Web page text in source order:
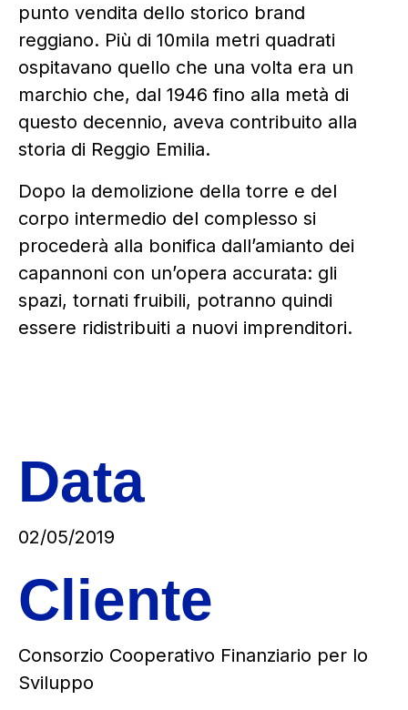
punto vendita dello storico brand
reggiano. Più di 10mila metri quadrati
ospitavano quello che una volta era un
marchio che, dal 1946 fino alla metà di
questo decennio, aveva contribuito alla
storia di Reggio Emilia.
Dopo la demolizione della torre e del
corpo intermedio del complesso si
procederà alla bonifica dall’amianto dei
capannoni con un’opera accurata: gli
spazi, tornati fruibili, potranno quindi
essere ridistribuiti a nuovi imprenditori.
Data
02/05/2019
Cliente
Consorzio Cooperativo Finanziario per lo
Sviluppo